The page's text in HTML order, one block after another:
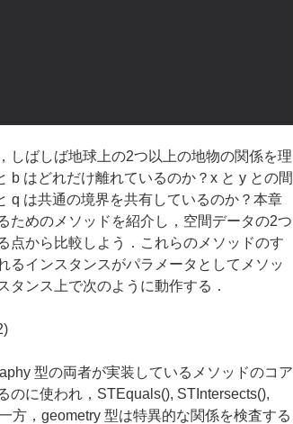
ばしば地球上の2つ以上の地物の関係を理
b はどれだけ離れているのか？x と y との間
q は共通の境界を共有しているのか？本章
ためのメソッドを紹介し，空間データの2つ
点から比較しよう．これらのメソッドのす
るインスタンスがパラメータとしてメソッ
タンス上で次のように動作する．
型の両者が実装しているメソッドのコア
のに使われ，STEquals(), STIntersects(),
方，geometry 型は特異的な関係を検査する